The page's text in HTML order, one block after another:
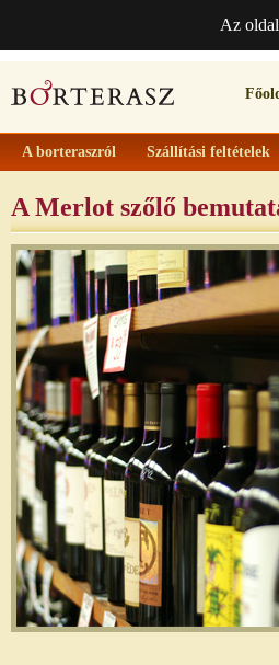
Az
A borteraszról Szállítási feltételek
A Merlot szőlő